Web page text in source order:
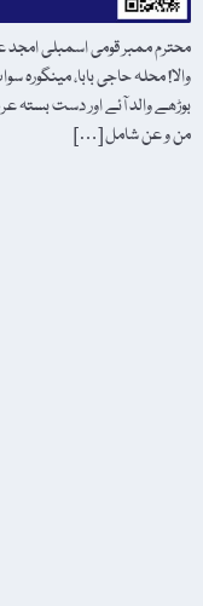
محترم ممبر قومی اسمبلی
والا! محلہ حاجی بابا،
بوڑھے والد آئے اور دست
من و عن شامل […]